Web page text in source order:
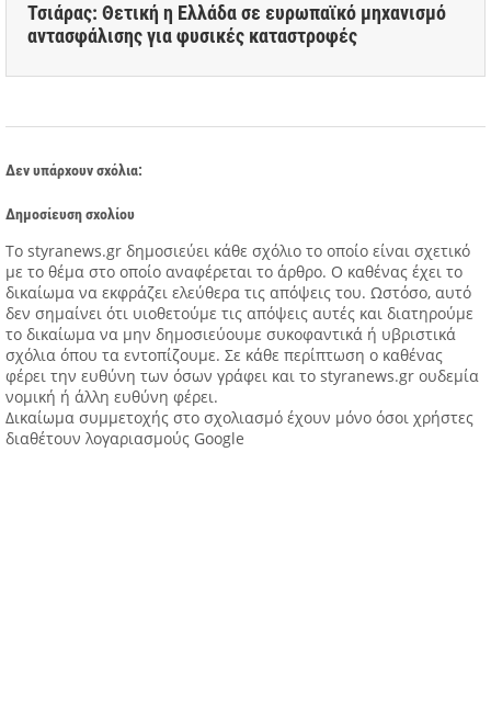
Τσιάρας: Θετική η Ελλάδα σε ευρωπαϊκό μηχανισμό
αντασφάλισης για φυσικές καταστροφές
Δεν υπάρχουν σχόλια:
Δημοσίευση σχολίου
Tο styranews.gr δημοσιεύει κάθε σχόλιο το οποίο είναι σχετικό
με το θέμα στο οποίο αναφέρεται το άρθρο. Ο καθένας έχει το
δικαίωμα να εκφράζει ελεύθερα τις απόψεις του. Ωστόσο, αυτό
δεν σημαίνει ότι υιοθετούμε τις απόψεις αυτές και διατηρούμε
το δικαίωμα να μην δημοσιεύουμε συκοφαντικά ή υβριστικά
σχόλια όπου τα εντοπίζουμε. Σε κάθε περίπτωση ο καθένας
φέρει την ευθύνη των όσων γράφει και το styranews.gr ουδεμία
νομική ή άλλη ευθύνη φέρει.
Δικαίωμα συμμετοχής στο σχολιασμό έχουν μόνο όσοι χρήστες
διαθέτουν λογαριασμούς Google